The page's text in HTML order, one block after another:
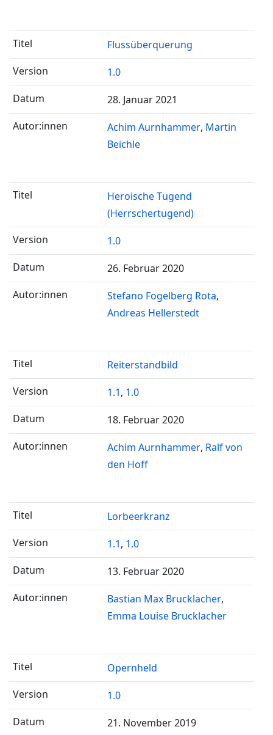
Flussüberquerung
1.0
28. Januar 2021
Achim Aurnhammer Martin
Beichle
Heroische Tugend
(Herrschertugend)
1.0
26. Februar 2020
Stefano Fogelberg Rota
Andreas Hellerstedt
Reiterstandbild
1.1, 1.0
18. Februar 2020
Achim Aurnhammer Ralf von
den Hoff
Lorbeerkranz
1.1, 1.0
13. Februar 2020
Bastian Max Brucklacher
Emma Louise Brucklacher
Opernheld
1.0
21. November 2019